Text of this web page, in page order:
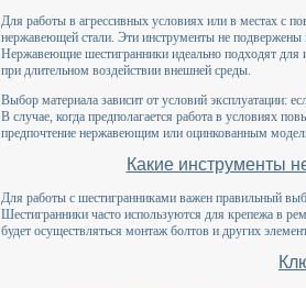
Для работы в агрессивных условиях или в местах с
нержавеющей стали. Эти инструменты не
Нержавеющие шестигранники идеально подходят для
при длительном воздействии внешней среды.
Выбор материала зависит от условий эксплуатации:
В случае, когда предполагается работа в условиях
предпочтение нержавеющим или оцинкованным
Какие инструменты
Для работы с шестигранниками важен правильный
Шестигранники часто используются для крепежа в
будет осуществляться монтаж болтов и других